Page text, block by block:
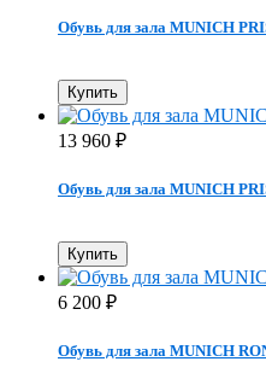
Обувь для зала MUNICH
Купить
13 960 ₽
Обувь для зала MUNICH
Купить
6 200 ₽
Обувь для зала MUNICH